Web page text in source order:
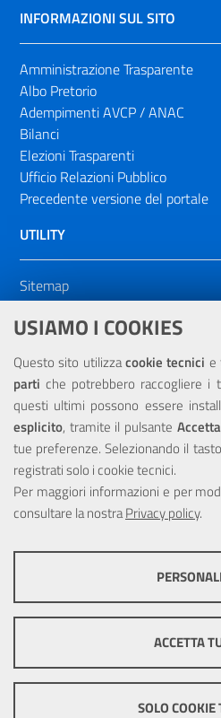
USIAMO I COOKIES
Questo sito utilizzacookie tecnici e
parti che potrebbero raccogliere i
questi ultimi possono essere
esplicito, tramite il pulsante
tue preferenze. Selezionando il tasto
registrati solo i cookie tecnici.
Per maggiori informazioni e per
consultare la nostraPrivacy policy.
ottimale per ogni utente. Essi non
informazioni di navigazione per
pertanto possono essere utilizzati
ACCETTA
SOLO COOKIE
INFORMAZIONI SUL SITO
Amministrazione Trasparente
Albo Pretorio
Adempimenti AVCP / ANAC
Bilanci
Elezioni Trasparenti
Ufficio Relazioni Pubblico
Precedente versione del portale
UTILITY
Sitemap
Dichiarazione di accessibilità
NOTE LEGALI
Privacy
Portale realizzato con la
Europea tramite i fondi del POR